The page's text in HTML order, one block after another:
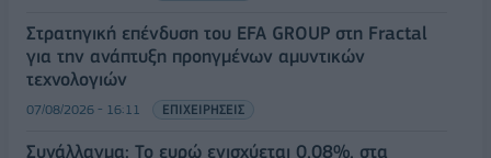
Στρατηγική επένδυση του EFA GROUP στη Fractal
για την ανάπτυξη προηγμένων αμυντικών
τεχνολογιών
07/08/2026 - 16:11 ΕΠΙΧΕΙΡΗΣΕΙΣ
Συνάλλαγμα: Το ευρώ ενισχύεται 0,08%, στα